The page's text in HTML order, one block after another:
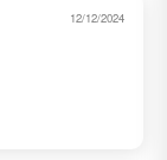
12/12/2024